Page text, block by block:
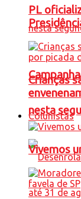
nesta
PL
Crianças
Colunistas
Vivemos